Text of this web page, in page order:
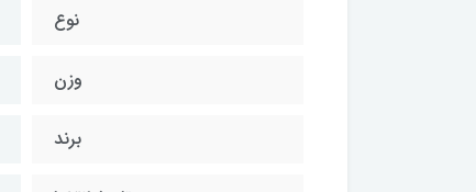
نوع
وزن
برند